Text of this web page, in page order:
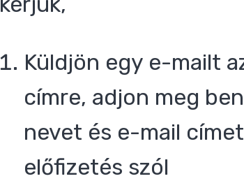
Küldjön egy e-mailt
címre, adjon meg
nevet és e-mail
előfizetés szól